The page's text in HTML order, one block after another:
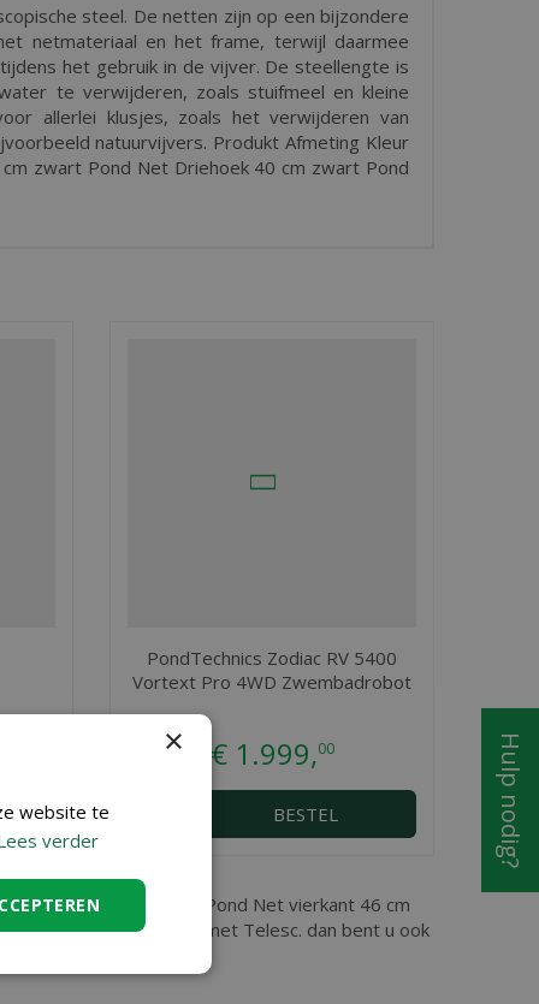
steel. De netten zijn op een bijzondere
netmateriaal en het frame, terwijl daarmee
het gebruik in de vijver. De steellengte is
te verwijderen, zoals stuifmeel en kleine
allerlei klusjes, zoals het verwijderen van
natuurvijvers. Produkt Afmeting Kleur
zwart Pond Net Driehoek 40 cm zwart Pond
PondTechnics Zodiac RV 5400
Vortext Pro 4WD Zwembadrobot
€ 1.999,00
BESTEL
en Sint Niklaas, vindt u Pond Net vierkant 46 cm
Net vierkant 46 cm met Telesc. dan bent u ook
Hulp nodig?
×
website te
verder